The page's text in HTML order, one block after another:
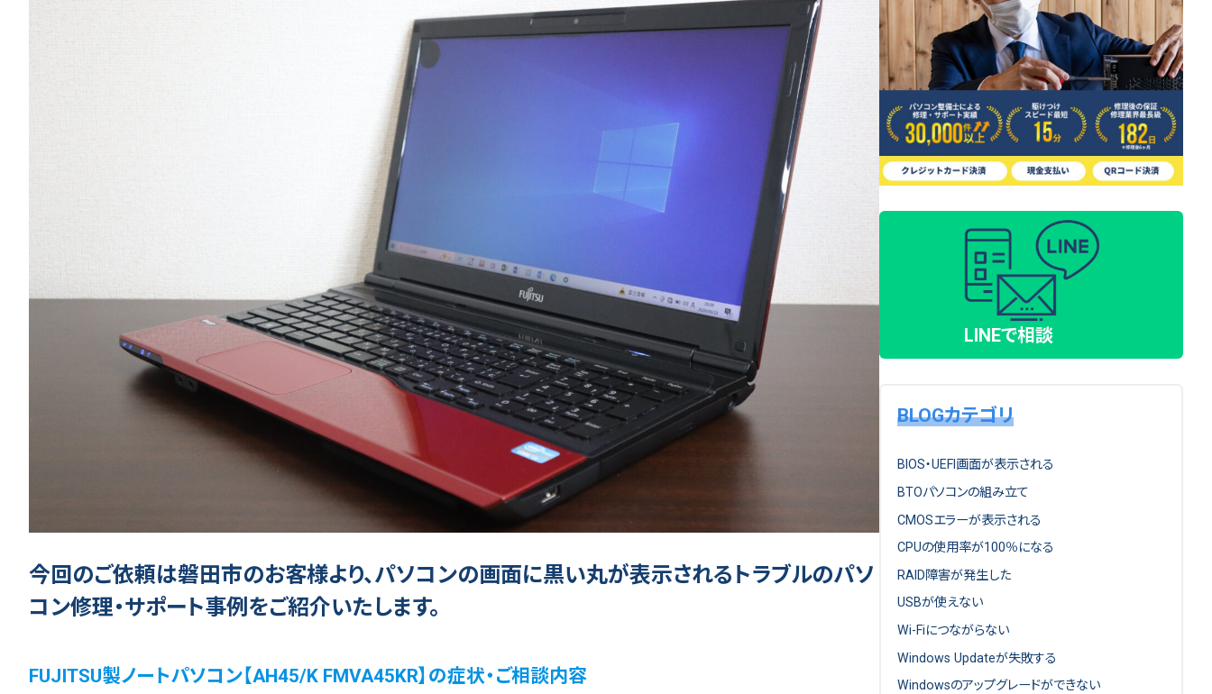
今回のご依頼は磐田市のお客様より、パソコンの画面に黒い丸が表示されるトラブルのパソ
コン修理・サポート事例をご紹介いたします。
FUJITSU製ノートパソコン【AH45/K FMVA45KR】の症状・ご相談内容
LINEで相談
BLOGカテゴリ
BIOS・UEFI画面が表示される
BTOパソコンの組み立て
CMOSエラーが表示される
CPUの使用率が100％になる
RAID障害が発生した
USBが使えない
Wi-Fiにつながらない
Windows Updateが失敗する
Windowsのアップグレードができない